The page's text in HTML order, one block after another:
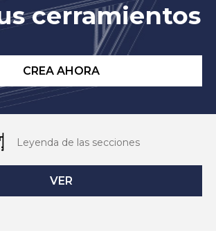
cerramientos
CREA AHORA
Leyenda de las secciones
VER